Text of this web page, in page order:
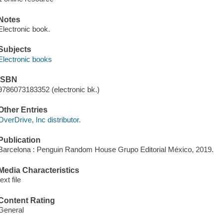
book.
books
(electronic bk.)
Entries
Inc distributor.
: Penguin Random House Grupo Editorial México, 2019.
Characteristics
file
Rating